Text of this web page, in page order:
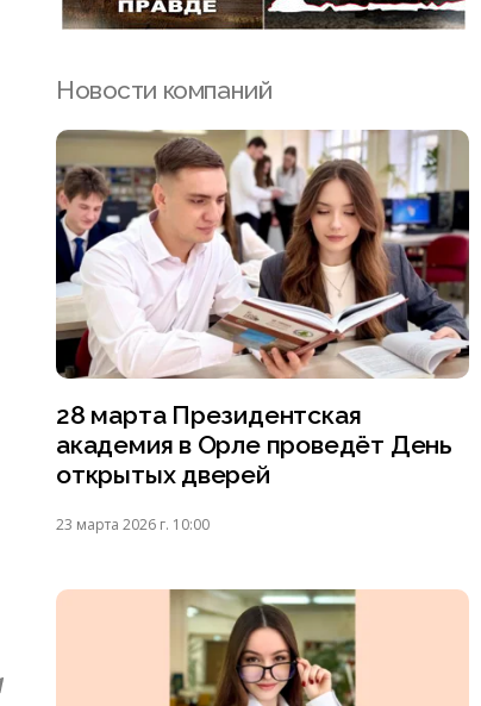
Новости компаний
28 марта Президентская
академия в Орле проведёт День
открытых дверей
23 марта 2026 г. 10:00